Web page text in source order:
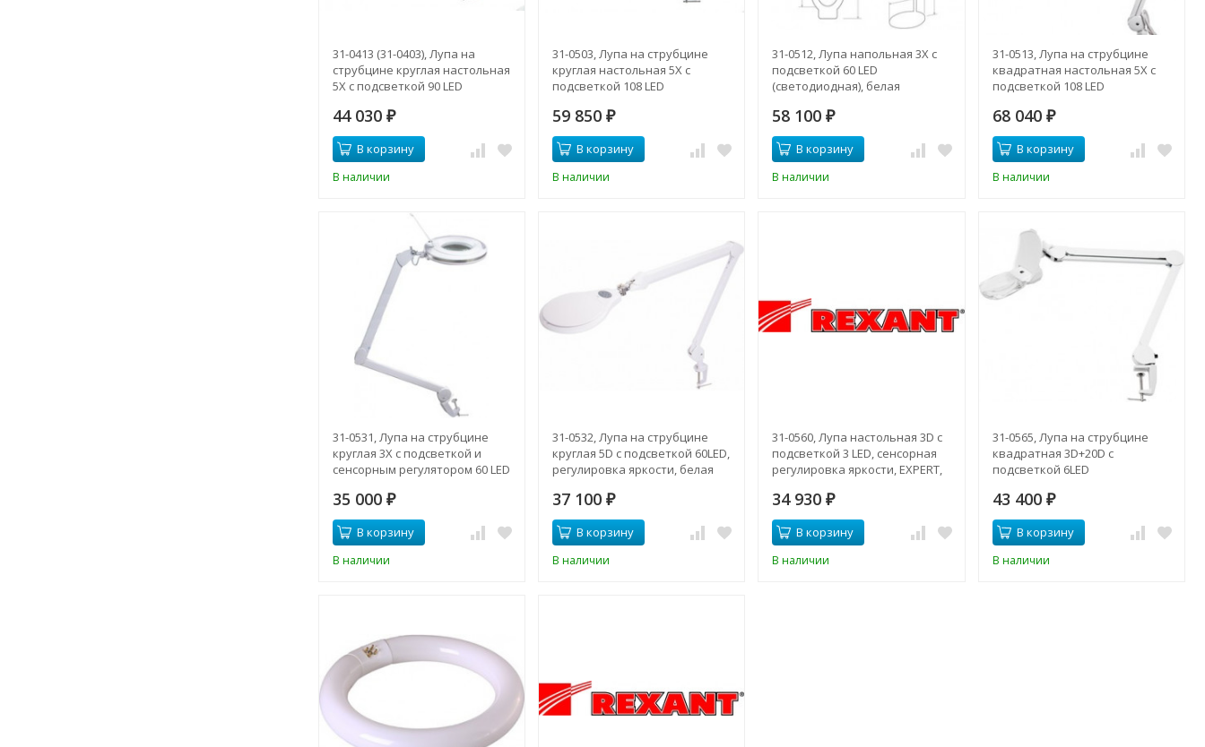
31-0413 (31-0403), Лупа на
струбцине круглая настольная
5Х с подсветкой 90 LED
44 030 ₽
В корзину
В наличии
31-0503, Лупа на струбцине
круглая настольная 5Х с
подсветкой 108 LED
59 850 ₽
В корзину
В наличии
31-0512, Лупа напольная 3Х с
подсветкой 60 LED
(светодиодная), белая
58 100₽
В корзину
В наличии
31-0513, Лупа на струбцине
квадратная настольная 5Х с
подсветкой 108 LED
68 040 ₽
В корзину
В наличии
31-0531, Лупа на струбцине
круглая 3X с подсветкой и
сенсорным регулятором 60 LED
35 000 ₽
В корзину
В наличии
31-0532, Лупа на струбцине
круглая 5D с подсветкой 60LED,
регулировка яркости, белая
37 100 ₽
В корзину
В наличии
31-0560, Лупа настольная 3D с
подсветкой 3 LED, сенсорная
регулировка яркости, EXPERT,
34 930₽
В корзину
В наличии
31-0565, Лупа на струбцине
квадратная 3D+20D с
подсветкой 6LED
43 400 ₽
В корзину
В наличии